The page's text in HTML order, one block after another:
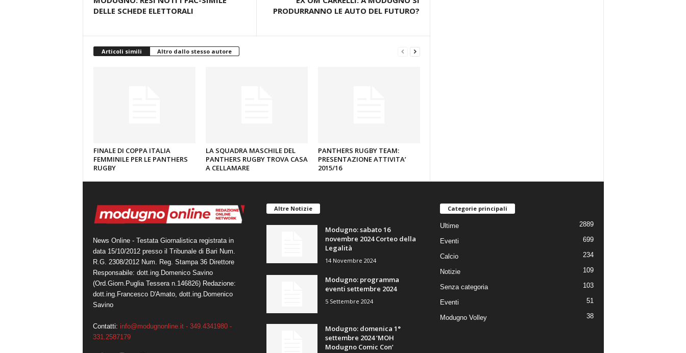
DELLE SCHEDE ELETTORALI
PRODURRANNO LE AUTO DEL FUTURO?
Articoli simili Altro dallo stesso autore
FINALE DI COPPA ITALIA
FEMMINILE PER LE PANTHERS
RUGBY
LA SQUADRA MASCHILE DEL
PANTHERS RUGBY TROVA CASA
A CELLAMARE
PANTHERS RUGBY TEAM:
PRESENTAZIONE ATTIVITA’
2015/16
News Online - Testata Giornalistica registrata in
data 15/10/2012 presso il Tribunale di Bari Num.
R.G. 2308/2012 Num. Reg. Stampa 36 Direttore
Responsabile: dott.ing.Domenico Savino
(Ord.Giorn.Puglia Tessera n.146826) Redazione:
dott.ing.Francesco D'Amato, dott.ing.Domenico
Savino
Contatti: info@modugnonline.it - 349.4341980 -
331.2587179
Altre Notizie
Modugno: sabato 16
novembre 2024 Corteo della
Legalità
14 Novembre 2024
Modugno: programma
eventi settembre 2024
5 Settembre 2024
Modugno: domenica 1°
settembre 2024 ‘MOH
Modugno Comic Con’
Categorie principali
Ultime 2889
Eventi 699
Calcio 234
Notizie 109
Senza categoria 103
Eventi 51
Modugno Volley 38